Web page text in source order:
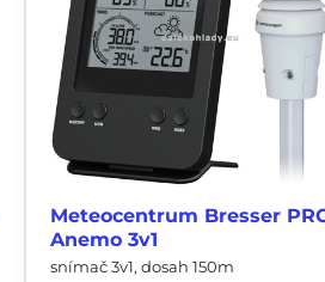
Meteocentrum Bresser
Anemo 3v1
snímač 3v1, dosah 150m